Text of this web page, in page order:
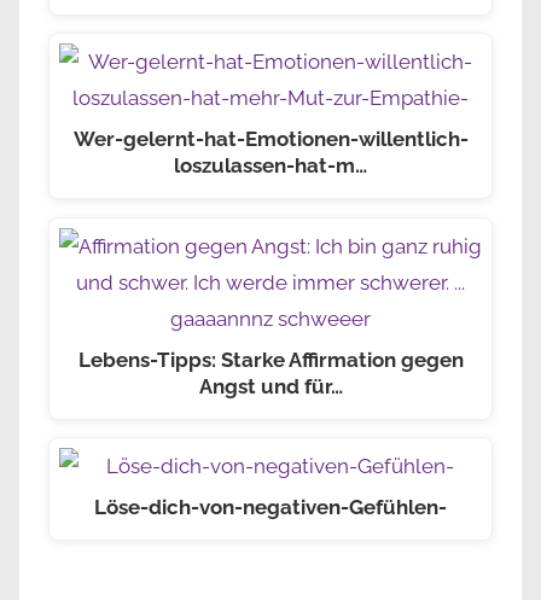
Wer-gelernt-hat-Emotionen-willentlich-
loszulassen-hat-m…
Lebens-Tipps: Starke Affirmation gegen
Angst und für…
Löse-dich-von-negativen-Gefühlen-